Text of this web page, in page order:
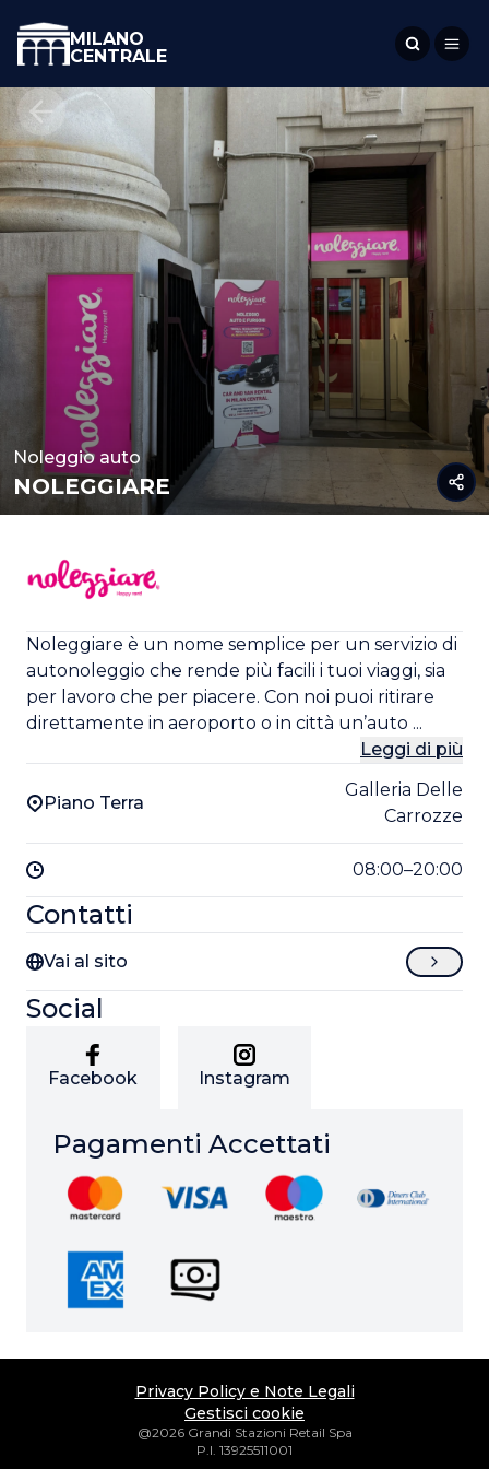
MILANO
CENTRALE
Noleggio auto
NOLEGGIARE
Noleggiare è un nome semplice per un servizio di
autonoleggio che rende più facili i tuoi viaggi, sia
per lavoro che per piacere. Con noi puoi ritirare
direttamente in aeroporto o in città un’auto ...
Leggi di più
Piano Terra
Galleria Delle
Carrozze
08:00–20:00
Contatti
Vai al sito
Social
Facebook Instagram
Pagamenti Accettati
Privacy Policy e Note Legali
Gestisci cookie
@2026 Grandi Stazioni Retail Spa
P.I. 13925511001